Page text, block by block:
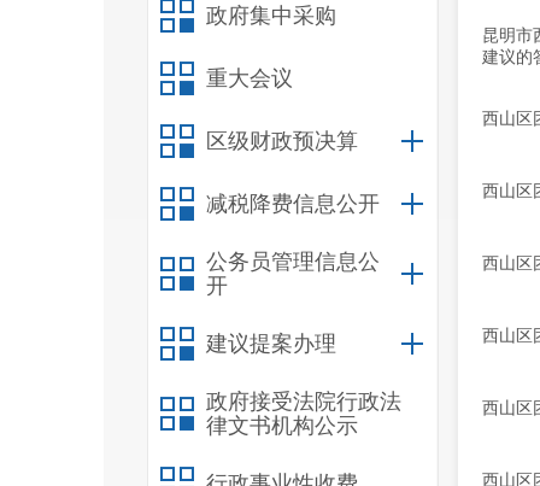
政府集中采购
重大会议
区级财政预决算
减税降费信息公开
公务员管理信息公
开
建议提案办理
政府接受法院行政法
律文书机构公示
昆明市
建议的
西山区
西山区
西山区
西山区
西山区
西山区